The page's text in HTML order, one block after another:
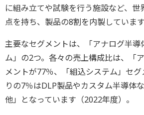
に組み立てや試験を行う施設など、
点を持ち、製品の8割を内製しています
主要なセグメントは、「アナログ半導
ム」の2つ。各々の売上構成比は、「
メントが77％、「組込システム」セ
りの7％はDLP製品やカスタム半導体
他」となっています（2022年度）。